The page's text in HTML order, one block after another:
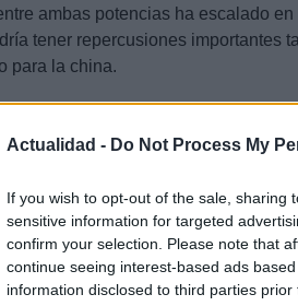
Actualidad - Do Not Process My
If you wish to opt-out of the sale, sharing
sensitive information for targeted
confirm your selection. Please note that
continue seeing interest-based ads
information disclosed to third parties
ambas potencias ha escalado
tener repercusiones importantes
para la china.